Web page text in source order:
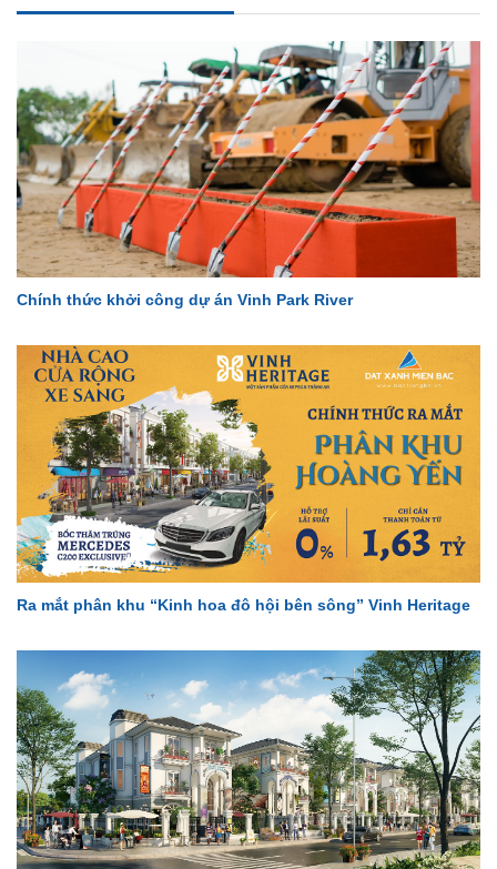
Chính thức khởi công dự án Vinh Park River
Ra mắt phân khu “Kinh hoa đô hội bên sông” Vinh Heritage